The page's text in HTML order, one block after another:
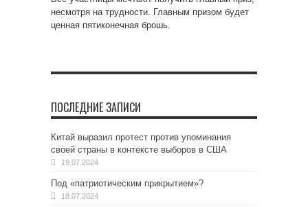
несмотря на трудности. Главным призом будет
ценная пятиконечная брошь.
ПОСЛЕДНИЕ ЗАПИСИ
Китай выразил протест против упоминания
своей страны в контексте выборов в США
19.07.2024
Под «патриотическим прикрытием»?
18.07.2024